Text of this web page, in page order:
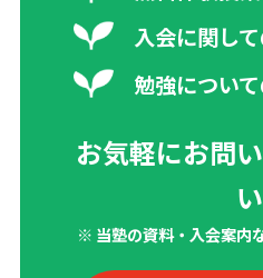
入会に関し
勉強につい
お気軽にお問
い
※ 当塾の資料・入会案内